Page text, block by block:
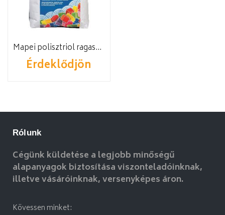
Mapei polisztriol ragasztó 25kg
Érdeklődjön
Rólunk
Cégünk küldetése a legjobb minőségű
alapanyagok biztosítása viszonteladóinknak,
illetve vásáróinknak, versenyképes áron.
Kövessen minket: